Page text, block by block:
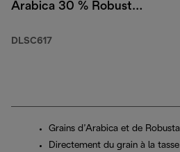
Arabica 30 % Robusta,
DLSC617
Grains d’Arabica et de Robusta
Directement du grain à la tasse